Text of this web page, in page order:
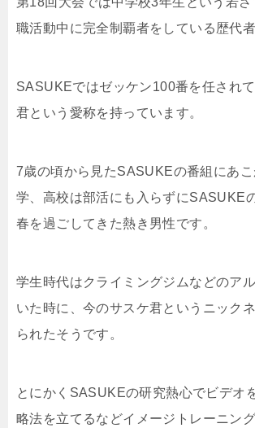
職活動中に完全制覇者をしている歴代者
SASUKEではゼッケン100番を任され
君という愛称を持っています。
7歳の頃から見たSASUKEの番組にあ
学、高校は部活にも入らずにSASUKE
春を過ごしてきた熱き男性です。
学生時代はクライミングジムなどのア
いた時に、今のサスケ君というニック
られたそうです。
とにかくSASUKEの研究熱心でビデオ
略法を立てるなどイメージトレーニン